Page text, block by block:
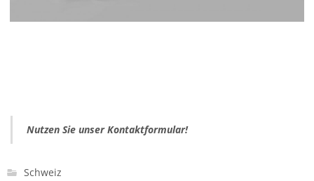
Nutzen Sie unser Kontaktformular!
Schweiz